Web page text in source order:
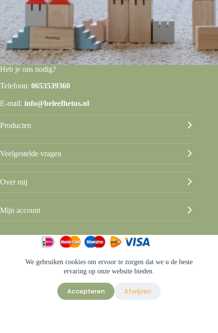
We gebruiken cookies om ervoor te zorgen dat we u de beste
ervaring op onze website bieden.
Accepteren Afwijzen
Heb je ons nodig?
Telefoon: 0653539360
E-mail: info@beleefhetus.nl
Producten
Veelgestelde vragen
Over mij
Mijn account
© Beleef het Us
Privacy & disclaimer
Sitemap